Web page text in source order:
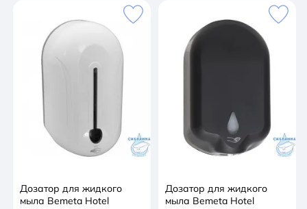
Дозатор для жидкого
мыла Bemeta Hotel
Дозатор для жидкого
мыла Bemeta Hotel